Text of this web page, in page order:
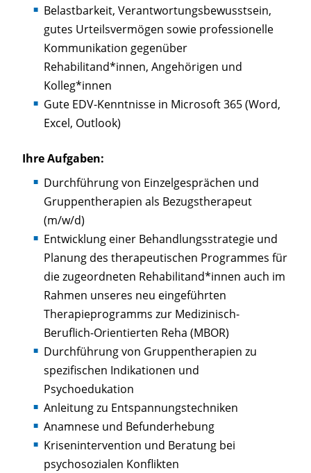
Belastbarkeit, Verantwortungsbewusstsein,
gutes Urteilsvermögen sowie professionelle
Kommunikation gegenüber
Rehabilitand*innen, Angehörigen und
Kolleg*innen
Gute EDV-Kenntnisse in Microsoft 365 (Word,
Excel, Outlook)
Ihre Aufgaben:
Durchführung von Einzelgesprächen und
Gruppentherapien als Bezugstherapeut
(m/w/d)
Entwicklung einer Behandlungsstrategie und
Planung des therapeutischen Programmes für
die zugeordneten Rehabilitand*innen auch im
Rahmen unseres neu eingeführten
Therapieprogramms zur Medizinisch-
Beruflich-Orientierten Reha (MBOR)
Durchführung von Gruppentherapien zu
spezifischen Indikationen und
Psychoedukation
Anleitung zu Entspannungstechniken
Anamnese und Befunderhebung
Krisenintervention und Beratung bei
psychosozialen Konflikten